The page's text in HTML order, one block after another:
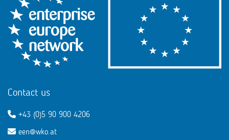
Contact us
+43 (0)5 90 900 4206
een@wko.at